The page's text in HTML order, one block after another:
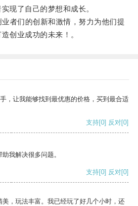
现了自己的梦想和成长。
们的创新和激情，努力为他们提
创业成功的未来！。
，让我能够找到最优惠的价格，买到最合适
支持[0] 反对[0]
我解决很多问题。
支持[0] 反对[0]
，玩法丰富。我已经玩了好几个小时，还